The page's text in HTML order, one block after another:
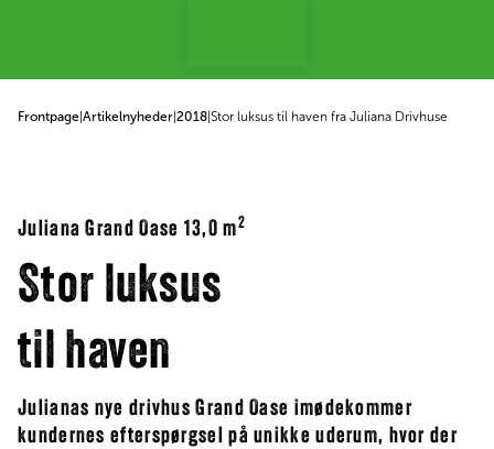
Frontpage Artikelnyheder 2018 Stor luksus til haven fra Juliana Drivhuse
Juliana Grand Oase 13,0 m2
Stor luksus
til haven
Julianas nye drivhus Grand Oase imødekommer
kundernes efterspørgsel på unikke uderum, hvor der